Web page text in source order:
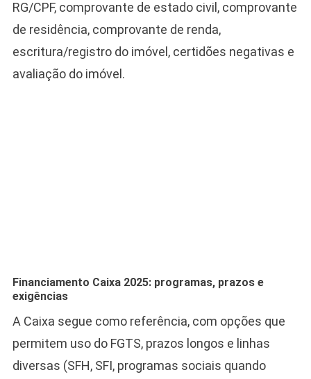
RG/CPF, comprovante de estado civil, comprovante
de residência, comprovante de renda,
escritura/registro do imóvel, certidões negativas e
avaliação do imóvel.
Financiamento Caixa 2025: programas, prazos e
exigências
A Caixa segue como referência, com opções que
permitem uso do FGTS, prazos longos e linhas
diversas (SFH, SFI, programas sociais quando